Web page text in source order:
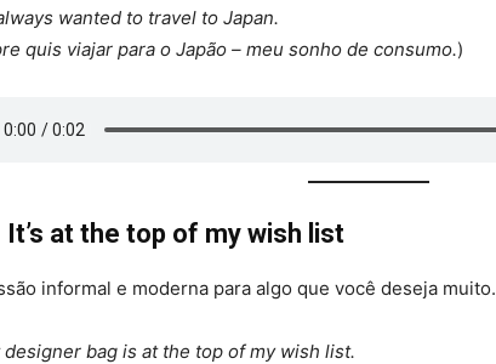
wanted to travel to Japan.
quis viajar para o Japão – meu sonho de consumo.)
It’s at the top of my wish list
informal e moderna para algo que você deseja muito.
designer bag is at the top of my wish list.